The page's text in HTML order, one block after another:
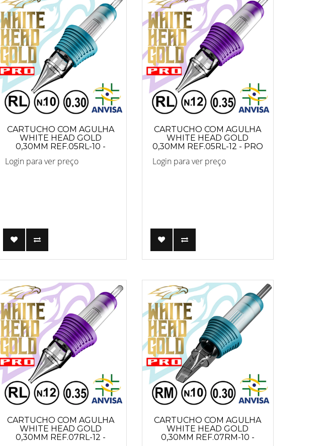
CARTUCHO COM AGULHA
WHITE HEAD GOLD
0,30MM REF.05RL-10 -
Login para ver preço
CARTUCHO COM AGULHA
WHITE HEAD GOLD
0,30MM REF.05RL-12 - PRO
Login para ver preço
CARTUCHO COM AGULHA
WHITE HEAD GOLD
0,30MM REF.07RL-12 -
CARTUCHO COM AGULHA
WHITE HEAD GOLD
0,30MM REF.07RM-10 -